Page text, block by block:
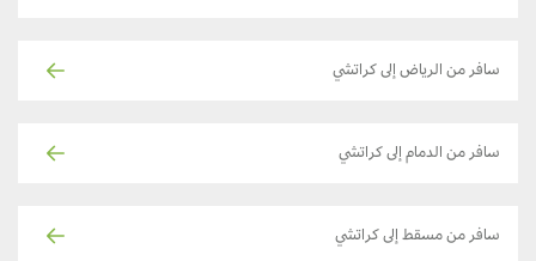
سافر من الرياض إلى كراتشي
سافر من الدمام إلى كراتشي
سافر من مسقط إلى كراتشي